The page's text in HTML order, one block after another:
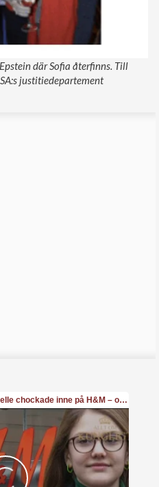
där Sofia återfinns. Till
justitiedepartement